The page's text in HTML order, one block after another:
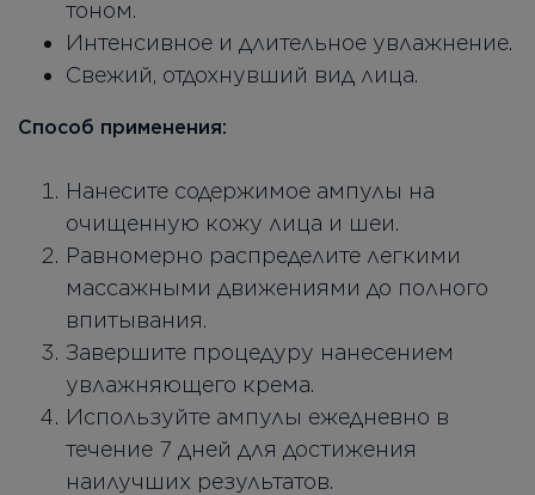
тоном.
Интенсивное и длительное увлажнение.
Свежий, отдохнувший вид лица.
Способ применения:
Нанесите содержимое ампулы на
очищенную кожу лица и шеи.
Равномерно распределите легкими
массажными движениями до полного
впитывания.
Завершите процедуру нанесением
увлажняющего крема.
Используйте ампулы ежедневно в
течение 7 дней для достижения
наилучших результатов.